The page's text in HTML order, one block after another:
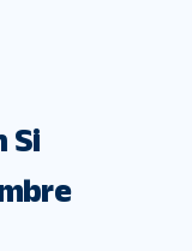
Si